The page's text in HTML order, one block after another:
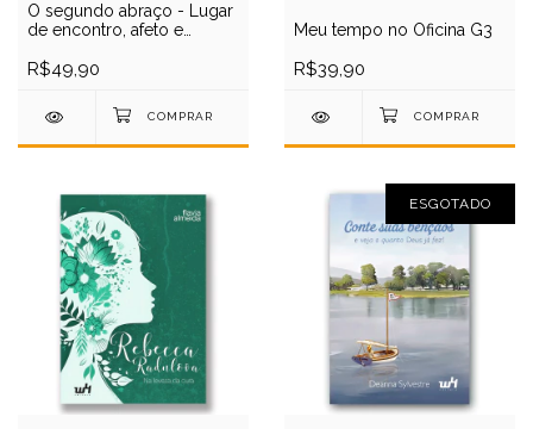
O segundo abraço - Lugar
de encontro, afeto e
R$49,90
Meu tempo no Oficina G3
R$39,90
ESGOTADO